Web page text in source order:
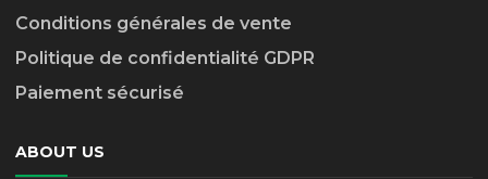
Conditions générales de vente
Politique de confidentialité GDPR
Paiement sécurisé
ABOUT US